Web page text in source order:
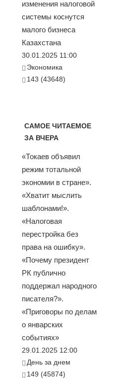
изменения налоговой
системы коснутся
малого бизнеса
Казахстана
30.01.2025 11:00
Экономика
143 (43648)
САМОЕ ЧИТАЕМОЕ
ЗА ВЧЕРА
«Токаев объявил
режим тотальной
экономии в стране».
«Хватит мыслить
шаблонами!».
«Налоговая
перестройка без
права на ошибку».
«Почему президент
РК публично
поддержал народного
писателя?».
«Приговоры по делам
о январских
событиях»
29.01.2025 12:00
День за днем
149 (45874)